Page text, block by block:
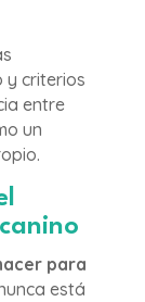
y criterios
entre
un
para
está